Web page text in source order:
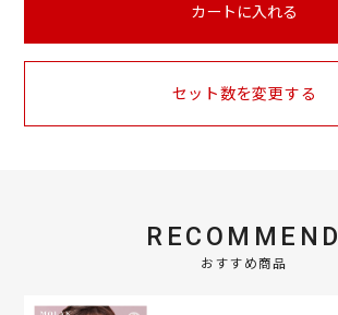
カートに入れる
セット数を変更する
RECOMMEND
おすすめ商品